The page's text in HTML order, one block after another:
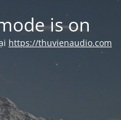
is on
https://thuvienaudio.com